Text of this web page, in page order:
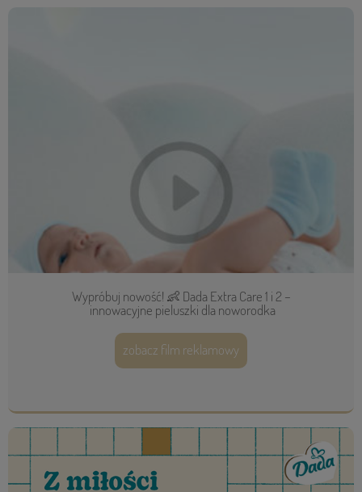
Wypróbuj nowość! 👶 Dada Extra Care 1 i 2 –
innowacyjne pieluszki dla noworodka
zobacz film reklamowy